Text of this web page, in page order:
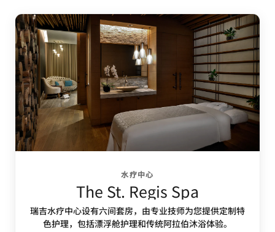
水疗中心
The St. Regis Spa
瑞吉水疗中心设有六间套房，由专业技师为您提供定制特
色护理，包括漂浮舱护理和传统阿拉伯沐浴体验。